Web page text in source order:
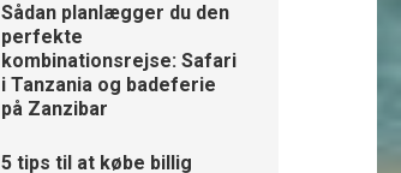
Sådan planlægger du den
perfekte
kombinationsrejse: Safari
i Tanzania og badeferie
på Zanzibar
5 tips til at købe billig